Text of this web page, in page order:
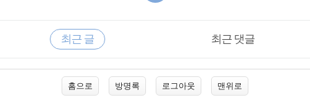
바
RECENTLY
최근 글 최근 댓글
홈으로 방명록 로그아웃 맨위로